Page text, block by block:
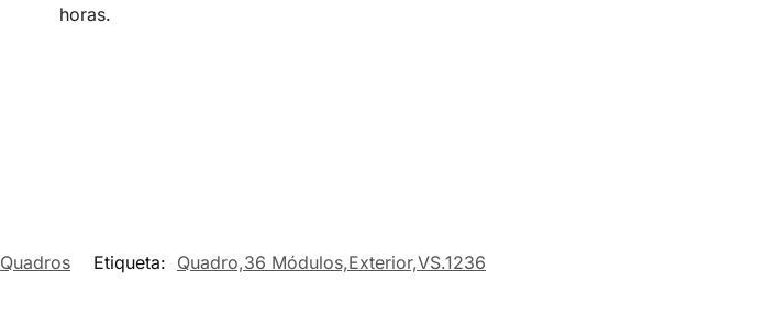
horas.
Quadros Etiqueta: Quadro,36 Módulos,Exterior,VS.1236